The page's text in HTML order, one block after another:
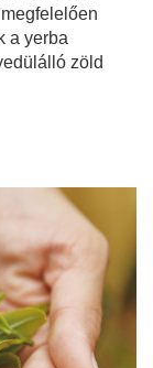
a yerba
zöld